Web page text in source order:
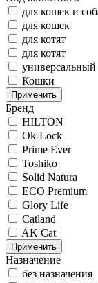
для кошек и
для кошек
для котят
для котят
универсальный
Кошки
Применить
Бренд
HILTON
Ok-Lock
Prime Ever
Toshiko
Solid Natura
ECO Premium
Glory Life
Catland
AK Cat
Применить
Назначение
без назначения